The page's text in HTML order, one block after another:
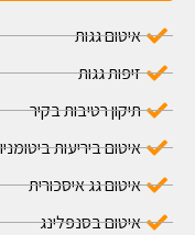
איטום גגות
זיפות גגות
תיקון רטיבות בקיר
איטום ביריעות
איטום גג איסכורית
איטום בסנפלינג